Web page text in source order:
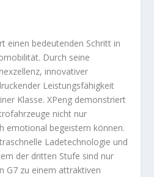
einen bedeutenden Schritt in
Durch seine
innovativer
Leistungsfähigkeit
Klasse. XPeng demonstriert
nicht nur
emotional begeistern können.
Ladetechnologie und
der dritten Stufe sind nur
G7 zu einem attraktiven